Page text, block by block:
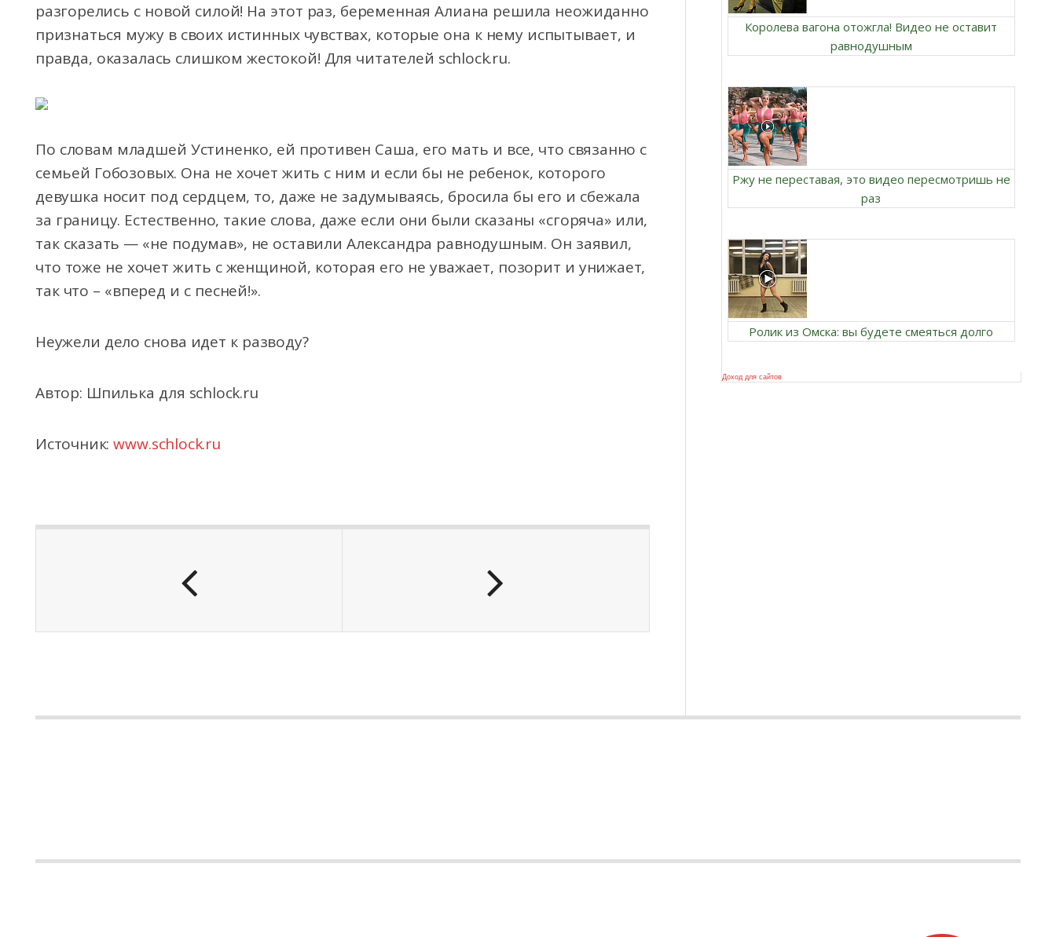
разгорелись с новой силой! На этот раз, беременная Алиана решила неожиданно
признаться мужу в своих истинных чувствах, которые она к нему испытывает, и
правда, оказалась слишком жестокой! Для читателей schlock.ru.
По словам младшей Устиненко, ей противен Саша, его мать и все, что связанно с
семьей Гобозовых. Она не хочет жить с ним и если бы не ребенок, которого
девушка носит под сердцем, то, даже не задумываясь, бросила бы его и сбежала
за границу. Естественно, такие слова, даже если они были сказаны «сгоряча» или,
так сказать — «не подумав», не оставили Александра равнодушным. Он заявил,
что тоже не хочет жить с женщиной, которая его не уважает, позорит и унижает,
так что – «вперед и с песней!».
Неужели дело снова идет к разводу?
Автор: Шпилька для schlock.ru
Источник:www.schlock.ru
Королева вагона отожгла! Видео не оставит
равнодушным
Ржу не переставая, это видео пересмотришь не
раз
Ролик из Омска: вы будете смеяться долго
Доход для сайтов